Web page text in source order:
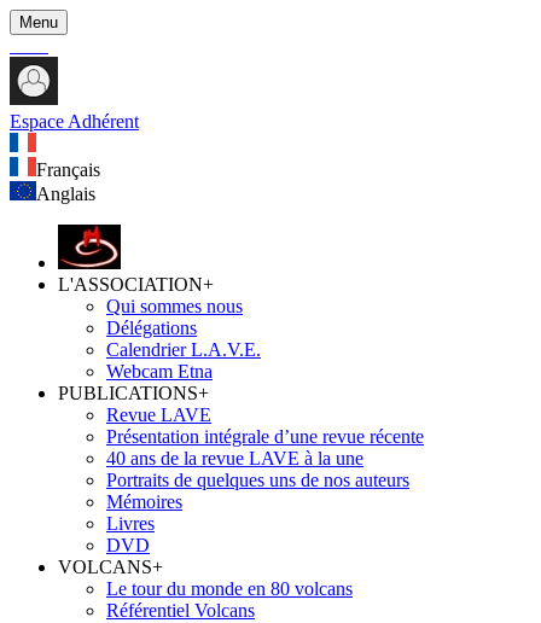
Menu
Espace Adhérent
Français
Anglais
L'ASSOCIATION+
Qui sommes nous
Délégations
Calendrier L.A.V.E.
Webcam Etna
PUBLICATIONS+
Revue LAVE
Présentation intégrale d’une revue récente
40 ans de la revue LAVE à la une
Portraits de quelques uns de nos auteurs
Mémoires
Livres
DVD
VOLCANS+
Le tour du monde en 80 volcans
Référentiel Volcans